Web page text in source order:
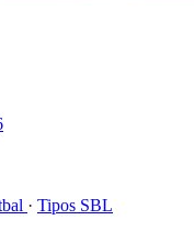
· Tipos SBL